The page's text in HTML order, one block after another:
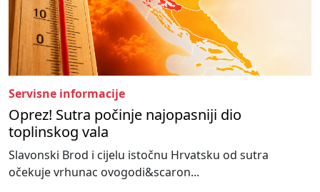
Servisne informacije
Oprez! Sutra počinje najopasniji dio
toplinskog vala
Slavonski Brod i cijelu istočnu Hrvatsku od sutra
očekuje vrhunac ovogodi&scaron...